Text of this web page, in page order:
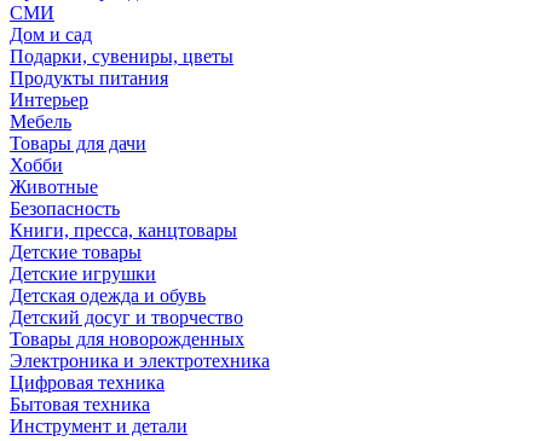
СМИ
Дом и сад
Подарки, сувениры, цветы
Продукты питания
Интерьер
Мебель
Товары для дачи
Хобби
Животные
Безопасность
Книги, пресса, канцтовары
Детские товары
Детские игрушки
Детская одежда и обувь
Детский досуг и творчество
Товары для новорожденных
Электроника и электротехника
Цифровая техника
Бытовая техника
Инструмент и детали